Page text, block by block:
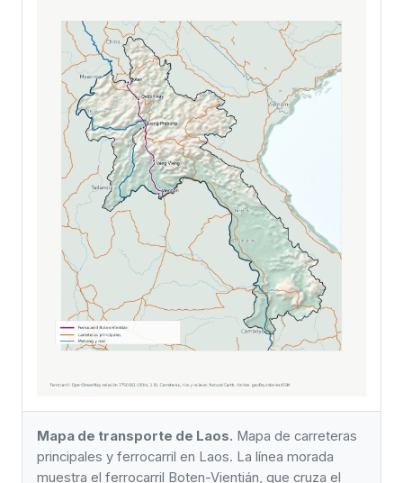
Mapa de transporte de Laos. Mapa de carreteras
principales y ferrocarril en Laos. La línea morada
muestra el ferrocarril Boten-Vientián, que cruza el